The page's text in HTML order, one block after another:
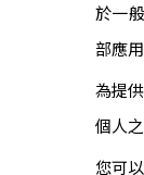
於一
部應
為提
個人
您可